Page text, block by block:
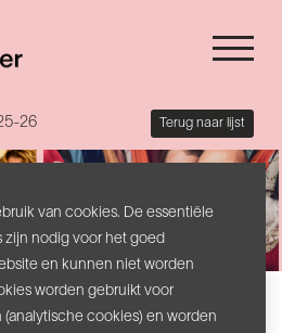
26 Terug naar lijst
van cookies. De essentiële
nodig voor het goed
en kunnen niet worden
worden gebruikt voor
cookies) en worden